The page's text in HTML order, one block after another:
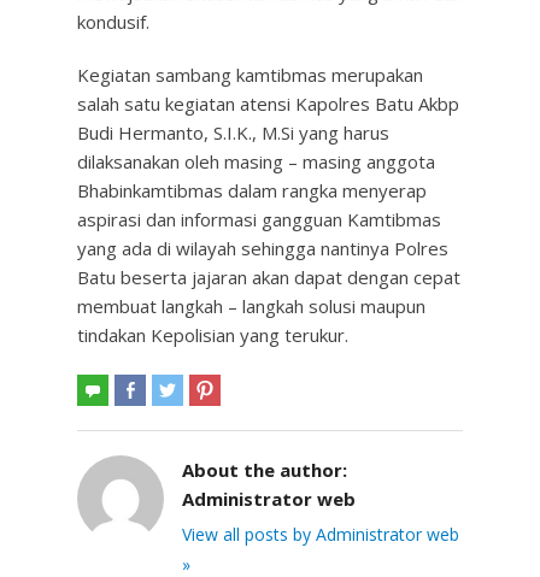
kondusif.
Kegiatan sambang kamtibmas merupakan
salah satu kegiatan atensi Kapolres Batu Akbp
Budi Hermanto, S.I.K., M.Si yang harus
dilaksanakan oleh masing – masing anggota
Bhabinkamtibmas dalam rangka menyerap
aspirasi dan informasi gangguan Kamtibmas
yang ada di wilayah sehingga nantinya Polres
Batu beserta jajaran akan dapat dengan cepat
membuat langkah – langkah solusi maupun
tindakan Kepolisian yang terukur.
About the author:
Administrator web
View all posts by Administrator web
»